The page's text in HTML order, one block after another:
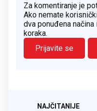
Za komentiranje je
Ako nemate
dva ponuđena
koraka.
Prijavite se
NAJČITANIJE